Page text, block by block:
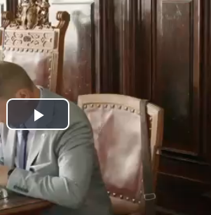
Play
Video